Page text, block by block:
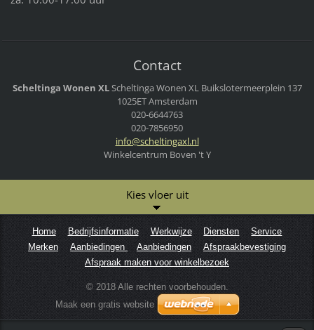
Contact
Scheltinga Wonen XLScheltinga Wonen XLBuikslotermeerplein 137
1025ET Amsterdam
020-6644763
020-7856950
info@scheltingaxl.nl
Winkelcentrum Boven 't Y
Kies vloer uit
Home Bedrijfsinformatie Werkwijze Diensten
Service
Merken
Aanbiedingen Aanbiedingen
Afspraakbevestiging
Afspraak maken voor winkelbezoek
© 2018 Alle rechten voorbehouden.
Maak een gratis website